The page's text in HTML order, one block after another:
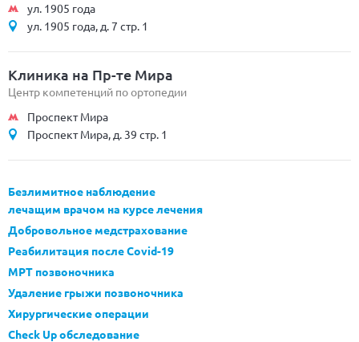
ул. 1905 года
ул. 1905 года, д. 7 стр. 1
Клиника на Пр-те Мира
Центр компетенций по ортопедии
Проспект Мира
Проспект Мира, д. 39 стр. 1
Безлимитное наблюдение
лечащим врачом на курсе лечения
Добровольное медстрахование
Реабилитация после Covid-19
МРТ позвоночника
Удаление грыжи позвоночника
Хирургические операции
Check Up обследование